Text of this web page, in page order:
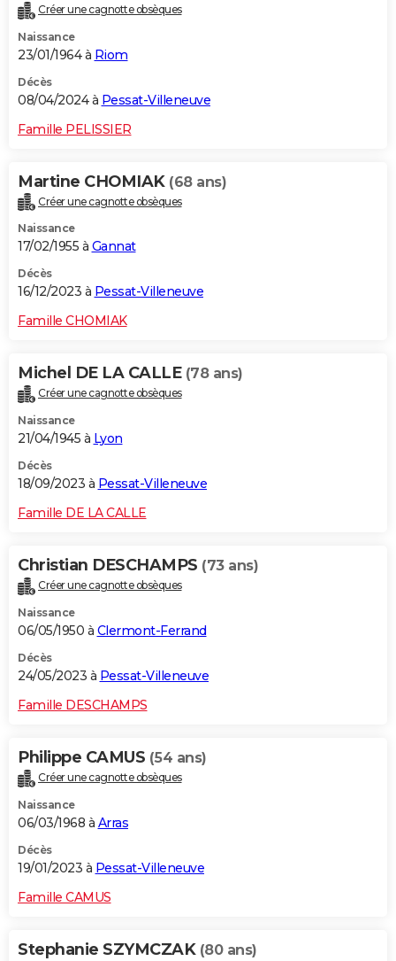
Créer une cagnotte obsèques
Naissance
23/01/1964 à Riom
Décès
08/04/2024 à Pessat-Villeneuve
Famille PELISSIER
Martine CHOMIAK (68 ans)
Créer une cagnotte obsèques
Naissance
17/02/1955 à Gannat
Décès
16/12/2023 à Pessat-Villeneuve
Famille CHOMIAK
Michel DE LA CALLE (78 ans)
Créer une cagnotte obsèques
Naissance
21/04/1945 à Lyon
Décès
18/09/2023 à Pessat-Villeneuve
Famille DE LA CALLE
Christian DESCHAMPS (73 ans)
Créer une cagnotte obsèques
Naissance
06/05/1950 à Clermont-Ferrand
Décès
24/05/2023 à Pessat-Villeneuve
Famille DESCHAMPS
Philippe CAMUS (54 ans)
Créer une cagnotte obsèques
Naissance
06/03/1968 à Arras
Décès
19/01/2023 à Pessat-Villeneuve
Famille CAMUS
Stephanie SZYMCZAK (80 ans)